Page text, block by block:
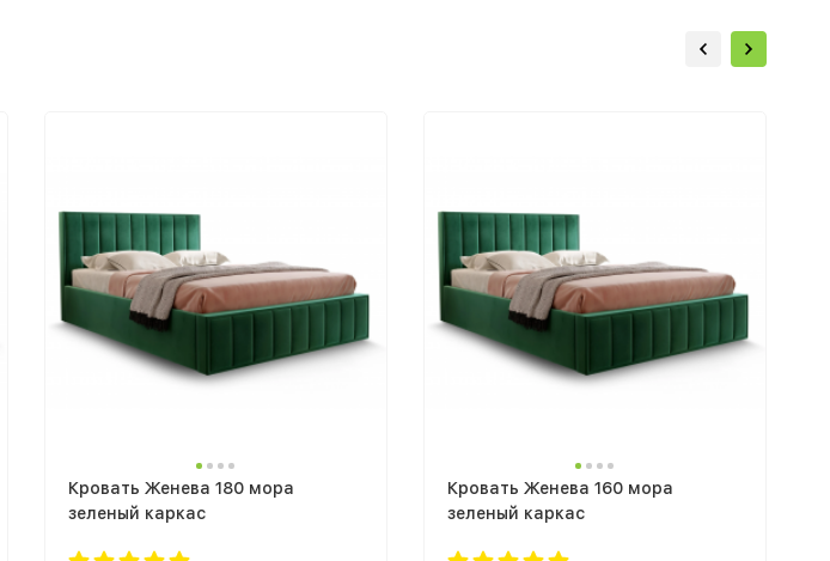
Кровать Женева 180 мора
зеленый каркас
Кровать Женева 160 мора
зеленый каркас